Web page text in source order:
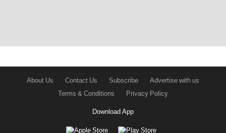
About Us Contact Us Subscribe
Advertise with us
Terms & Conditions
Privacy Policy
Download App